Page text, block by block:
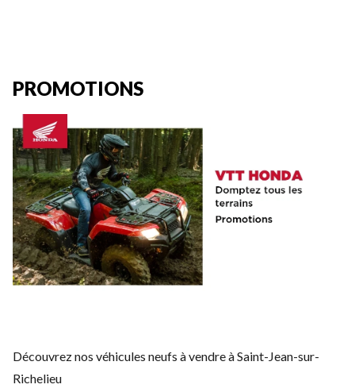
PROMOTIONS
Découvrez nos véhicules neufs à vendre à Saint-Jean-sur-
Richelieu